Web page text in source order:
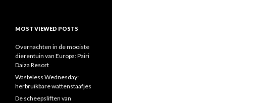
MOST VIEWED POSTS
Overnachten in de mooiste
dierentuin van Europa: Pairi
Daiza Resort
Wasteless Wednesday:
herbruikbare wattenstaafjes
De scheepsliften van